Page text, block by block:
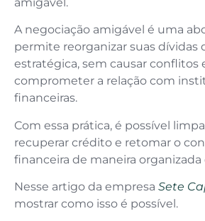
A negociação amigável é uma
permite reorganizar suas dívidas
estratégica, sem causar conflitos
comprometer a relação com
financeiras.
Com essa prática, é possível
recuperar crédito e retomar o
financeira de maneira
Nesse artigo da empresa Sete
mostrar como isso é possível.